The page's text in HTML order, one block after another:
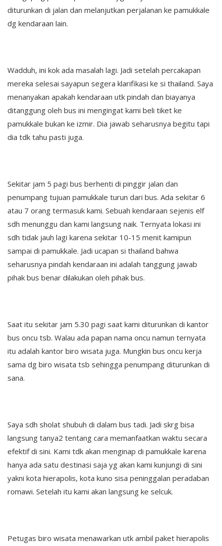
diturunkan di jalan dan melanjutkan perjalanan ke pamukkale
dg kendaraan lain.
Wadduh, ini kok ada masalah lagi. Jadi setelah percakapan
mereka selesai sayapun segera klarifikasi ke si thailand. Saya
menanyakan apakah kendaraan utk pindah dan biayanya
ditanggung oleh bus ini mengingat kami beli tiket ke
pamukkale bukan ke izmir. Dia jawab seharusnya begitu tapi
dia tdk tahu pasti juga.
Sekitar jam 5 pagi bus berhenti di pinggir jalan dan
penumpang tujuan pamukkale turun dari bus. Ada sekitar 6
atau 7 orang termasuk kami. Sebuah kendaraan sejenis elf
sdh menunggu dan kami langsung naik. Ternyata lokasi ini
sdh tidak jauh lagi karena sekitar 10-15 menit kamipun
sampai di pamukkale. Jadi ucapan si thailand bahwa
seharusnya pindah kendaraan ini adalah tanggung jawab
pihak bus benar dilakukan oleh pihak bus.
Saat itu sekitar jam 5.30 pagi saat kami diturunkan di kantor
bus oncu tsb. Walau ada papan nama oncu namun ternyata
itu adalah kantor biro wisata juga. Mungkin bus oncu kerja
sama dg biro wisata tsb sehingga penumpang diturunkan di
sana.
Saya sdh sholat shubuh di dalam bus tadi. Jadi skrg bisa
langsung tanya2 tentang cara memanfaatkan waktu secara
efektif di sini. Kami tdk akan menginap di pamukkale karena
hanya ada satu destinasi saja yg akan kami kunjungi di sini
yakni kota hierapolis, kota kuno sisa peninggalan peradaban
romawi. Setelah itu kami akan langsung ke selcuk.
Petugas biro wisata menawarkan utk ambil paket hierapolis